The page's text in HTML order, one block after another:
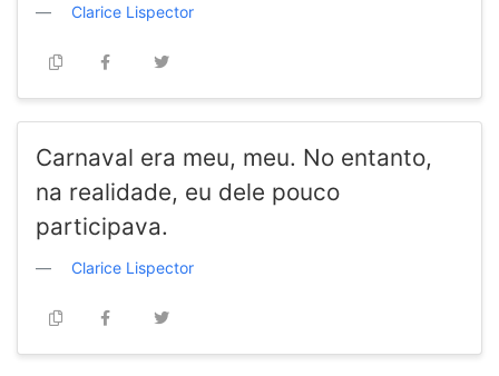
Clarice Lispector
Carnaval era meu, meu. No entanto,
na realidade, eu dele pouco
participava.
Clarice Lispector